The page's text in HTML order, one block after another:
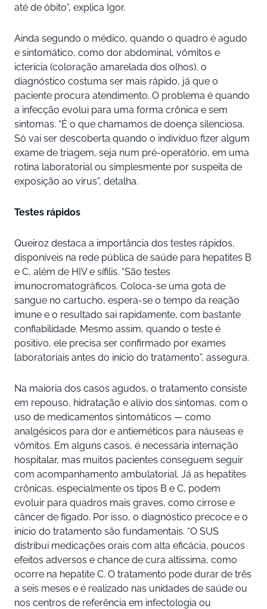
até de óbito”, explica Igor.
Ainda segundo o médico, quando o quadro é agudo
e sintomático, como dor abdominal, vômitos e
icterícia (coloração amarelada dos olhos), o
diagnóstico costuma ser mais rápido, já que o
paciente procura atendimento. O problema é quando
a infecção evolui para uma forma crônica e sem
sintomas. “É o que chamamos de doença silenciosa.
Só vai ser descoberta quando o indivíduo fizer algum
exame de triagem, seja num pré-operatório, em uma
rotina laboratorial ou simplesmente por suspeita de
exposição ao vírus”, detalha.
Testes rápidos
Queiroz destaca a importância dos testes rápidos,
disponíveis na rede pública de saúde para hepatites B
e C, além de HIV e sífilis. “São testes
imunocromatográficos. Coloca-se uma gota de
sangue no cartucho, espera-se o tempo da reação
imune e o resultado sai rapidamente, com bastante
confiabilidade. Mesmo assim, quando o teste é
positivo, ele precisa ser confirmado por exames
laboratoriais antes do início do tratamento”, assegura.
Na maioria dos casos agudos, o tratamento consiste
em repouso, hidratação e alívio dos sintomas, com o
uso de medicamentos sintomáticos — como
analgésicos para dor e antieméticos para náuseas e
vômitos. Em alguns casos, é necessária internação
hospitalar, mas muitos pacientes conseguem seguir
com acompanhamento ambulatorial. Já as hepatites
crônicas, especialmente os tipos B e C, podem
evoluir para quadros mais graves, como cirrose e
câncer de fígado. Por isso, o diagnóstico precoce e o
início do tratamento são fundamentais. “O SUS
distribui medicações orais com alta eficácia, poucos
efeitos adversos e chance de cura altíssima, como
ocorre na hepatite C. O tratamento pode durar de três
a seis meses e é realizado nas unidades de saúde ou
nos centros de referência em infectologia ou